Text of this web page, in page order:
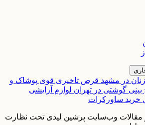
در مشهد قرص تاخیری قوی پوشاک و
بینی گوشتی در تهران لوازم آرایشی
خرید ساورکرات
و مقالات وب‌سایت پرشین لیدی تحت نظارت